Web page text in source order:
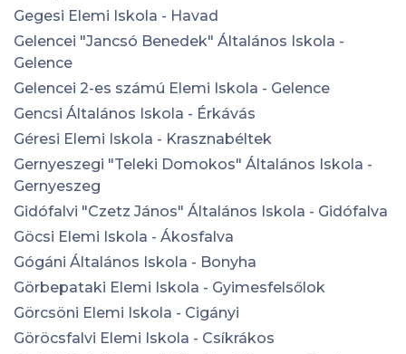
Gegesi Elemi Iskola - Havad
Gelencei "Jancsó Benedek" Általános Iskola -
Gelence
Gelencei 2-es számú Elemi Iskola - Gelence
Gencsi Általános Iskola - Érkávás
Géresi Elemi Iskola - Krasznabéltek
Gernyeszegi "Teleki Domokos" Általános Iskola -
Gernyeszeg
Gidófalvi "Czetz János" Általános Iskola - Gidófalva
Göcsi Elemi Iskola - Ákosfalva
Gógáni Általános Iskola - Bonyha
Görbepataki Elemi Iskola - Gyimesfelsőlok
Görcsöni Elemi Iskola - Cigányi
Göröcsfalvi Elemi Iskola - Csíkrákos